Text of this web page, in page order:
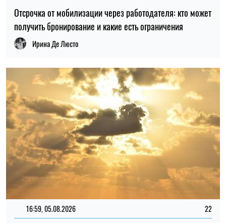
Отсрочка от мобилизации через работодателя: кто может
получить бронирование и какие есть ограничения
Ирина Де Люсто
16:59, 05.08.2026 22